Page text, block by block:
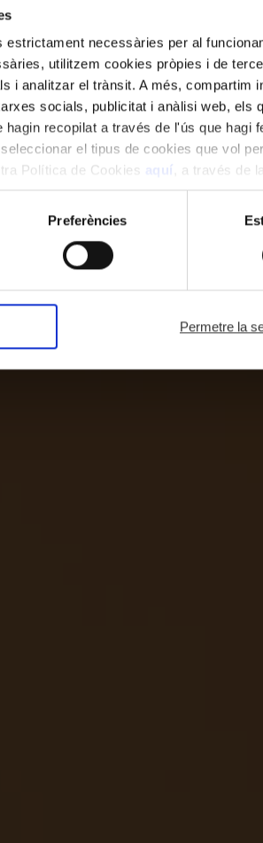
necessàries per al
utilitzem cookies pròpies i de
i analitzar el trànsit. A més, compartim
socials, publicitat i anàlisi web, els
hagin recopilat a través de l'ús que hagi
el tipus de cookies que vol
Política de Cookies aquí
, a través de
Preferències
Permetre la